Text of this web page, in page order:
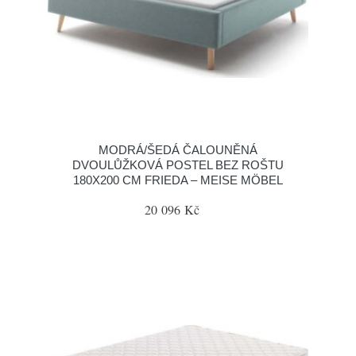
MODRÁ/ŠEDÁ ČALOUNĚNÁ
DVOULŮŽKOVÁ POSTEL BEZ ROŠTU
180X200 CM FRIEDA – MEISE MÖBEL
20 096 Kč